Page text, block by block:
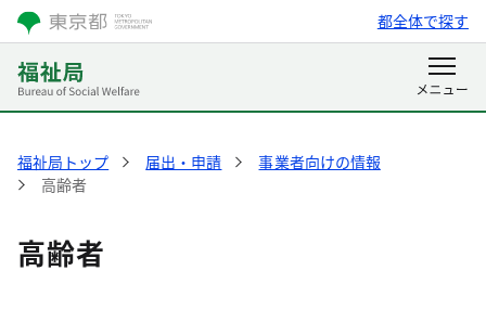
都全体で探す
福祉局トップ 届出・申請​
事業者向けの情報
高齢者
高齢者